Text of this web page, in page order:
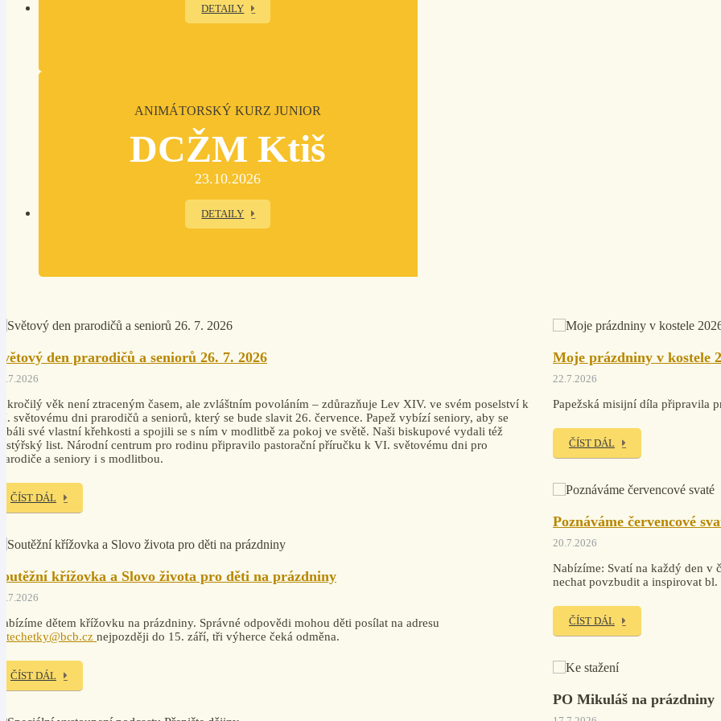
DETAILY
ANIMÁTORSKÝ KURZ JUNIOR
DCŽM Ktiš
23.10.2026
DETAILY
den prarodičů a seniorů 26. 7. 2026
věk není ztraceným časem, ale zvláštním povoláním – zdůrazňuje Lev XIV. ve svém poselství k
světovému dni prarodičů a seniorů, který se bude slavit 26. července. Papež vybízí seniory, aby se
své vlastní křehkosti a spojili se s ním v modlitbě za pokoj ve světě. Naši biskupové vydali též
list. Národní centrum pro rodinu připravilo pastorační příručku k VI. světovému dni pro
a seniory i s modlitbou.
ČÍST DÁL
křížovka a Slovo života pro děti na prázdniny
dětem křížovku na prázdniny. Správné odpovědi mohou děti posílat na adresu
nejpozději do 15. září, tři výherce čeká odměna.
ČÍST DÁL
Moje prázdniny v kostele
22.7.2026
Papežská misijní díla připravila
ČÍST DÁL
Poznáváme červencové
20.7.2026
Nabízíme: Svatí na každý den v
nechat povzbudit a inspirovat
ČÍST DÁL
PO Mikuláš na prázdniny